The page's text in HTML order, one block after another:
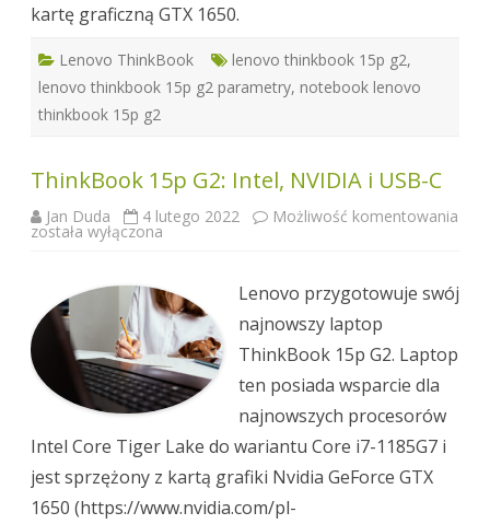
kartę graficzną GTX 1650.
Lenovo ThinkBook lenovo thinkbook 15p g2,
lenovo thinkbook 15p g2 parametry, notebook lenovo
thinkbook 15p g2
ThinkBook 15p G2: Intel, NVIDIA i USB-C
Jan Duda 4 lutego 2022 Możliwość komentowania
ThinkBook
NVIDIA
USB-
C
została wyłączona
Lenovo przygotowuje swój
najnowszy laptop
ThinkBook 15p G2. Laptop
ten posiada wsparcie dla
najnowszych procesorów
Intel Core Tiger Lake do wariantu Core i7-1185G7 i
jest sprzężony z kartą grafiki Nvidia GeForce GTX
1650 (https://www.nvidia.com/pl-